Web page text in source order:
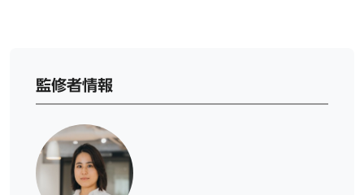
監修者情報